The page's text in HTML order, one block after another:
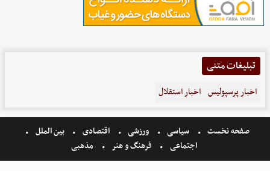
تبلیغات متنی
اخبار پرسپولیس اخبار استقلال
صفحه نخست سیاسی ورزشی اقتصادی
بین الملل
اجتماعی
فرهنگ و هنر مذهبی